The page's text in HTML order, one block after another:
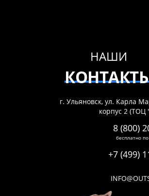
НАШИ
г. Ульяновск, ул. Карла
корпус 2
8 (800)
бесплатно
+7 (499)